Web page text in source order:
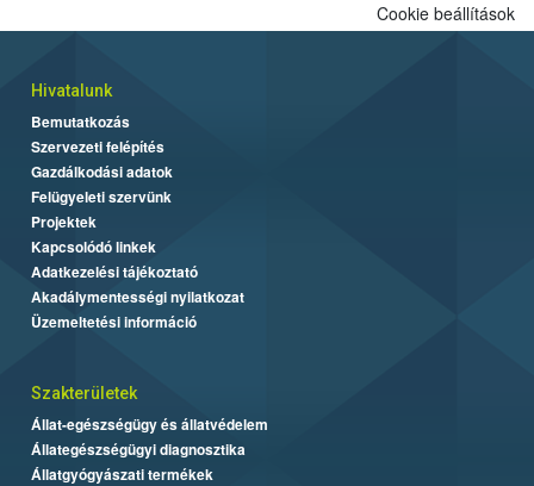
Cookie beállítások
Hivatalunk
Bemutatkozás
Szervezeti felépítés
Gazdálkodási adatok
Felügyeleti szervünk
Projektek
Kapcsolódó linkek
Adatkezelési tájékoztató
Akadálymentességi nyilatkozat
Üzemeltetési információ
Szakterületek
Állat-egészségügy és állatvédelem
Állategészségügyi diagnosztika
Állatgyógyászati termékek